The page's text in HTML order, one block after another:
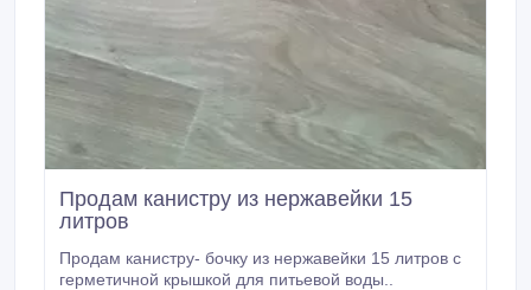
Продам канистру из нержавейки 15
литров
Продам канистру- бочку из нержавейки 15 литров с
герметичной крышкой для питьевой воды..